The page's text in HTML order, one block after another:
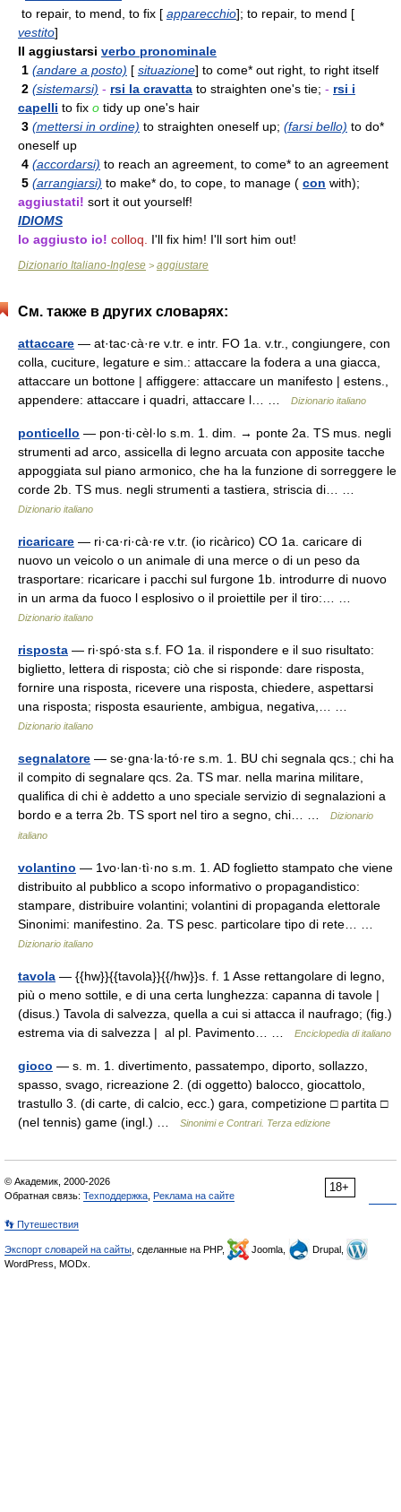
to repair, to mend, to fix [ apparecchio]; to repair, to mend [
vestito]
II aggiustarsi verbo pronominale
1 (andare a posto) [ situazione] to come* out right, to right itself
2 (sistemarsi) - rsi la cravatta to straighten one's tie; - rsi i
capelli to fix o tidy up one's hair
3 (mettersi in ordine) to straighten oneself up; (farsi bello) to do*
oneself up
4 (accordarsi) to reach an agreement, to come* to an agreement
5 (arrangiarsi) to make* do, to cope, to manage ( con with);
aggiustati! sort it out yourself!
IDIOMS
lo aggiusto io! colloq. I'll fix him! I'll sort him out!
Dizionario Italiano-Inglese > aggiustare
См. также в других словарях:
attaccare — at·tac·cà·re v.tr. e intr. FO 1a. v.tr., congiungere, con
colla, cuciture, legature e sim.: attaccare la fodera a una giacca,
attaccare un bottone | affiggere: attaccare un manifesto | estens.,
appendere: attaccare i quadri, attaccare l… …
Dizionario italiano
ponticello — pon·ti·cèl·lo s.m. 1. dim. → ponte 2a. TS mus. negli
strumenti ad arco, assicella di legno arcuata con apposite tacche
appoggiata sul piano armonico, che ha la funzione di sorreggere le
corde 2b. TS mus. negli strumenti a tastiera, striscia di… …
Dizionario italiano
ricaricare — ri·ca·ri·cà·re v.tr. (io ricàrico) CO 1a. caricare di
nuovo un veicolo o un animale di una merce o di un peso da
trasportare: ricaricare i pacchi sul furgone 1b. introdurre di nuovo
in un arma da fuoco l esplosivo o il proiettile per il tiro:… …
Dizionario italiano
risposta — ri·spó·sta s.f. FO 1a. il rispondere e il suo risultato:
biglietto, lettera di risposta; ciò che si risponde: dare risposta,
fornire una risposta, ricevere una risposta, chiedere, aspettarsi
una risposta; risposta esauriente, ambigua, negativa,… …
Dizionario italiano
segnalatore — se·gna·la·tó·re s.m. 1. BU chi segnala qcs.; chi ha
il compito di segnalare qcs. 2a. TS mar. nella marina militare,
qualifica di chi è addetto a uno speciale servizio di segnalazioni a
bordo e a terra 2b. TS sport nel tiro a segno, chi… …
Dizionario
italiano
volantino — 1vo·lan·tì·no s.m. 1. AD foglietto stampato che viene
distribuito al pubblico a scopo informativo o propagandistico:
stampare, distribuire volantini; volantini di propaganda elettorale
Sinonimi: manifestino. 2a. TS pesc. particolare tipo di rete… …
Dizionario italiano
tavola — {{hw}}{{tavola}}{{/hw}}s. f. 1 Asse rettangolare di legno,
più o meno sottile, e di una certa lunghezza: capanna di tavole |
(disus.) Tavola di salvezza, quella a cui si attacca il naufrago; (fig.)
estrema via di salvezza | al pl. Pavimento… …
Enciclopedia di italiano
gioco — s. m. 1. divertimento, passatempo, diporto, sollazzo,
spasso, svago, ricreazione 2. (di oggetto) balocco, giocattolo,
trastullo 3. (di carte, di calcio, ecc.) gara, competizione □ partita □
(nel tennis) game (ingl.) …
Sinonimi e Contrari. Terza edizione
18+
© Академик, 2000-2026
Обратная связь: Техподдержка Реклама на сайте
👣 Путешествия
Экспорт словарей на сайты , сделанные на PHP, Joomla,
Drupal,
WordPress, MODx.